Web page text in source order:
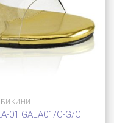
01 GALA01/C-G/C